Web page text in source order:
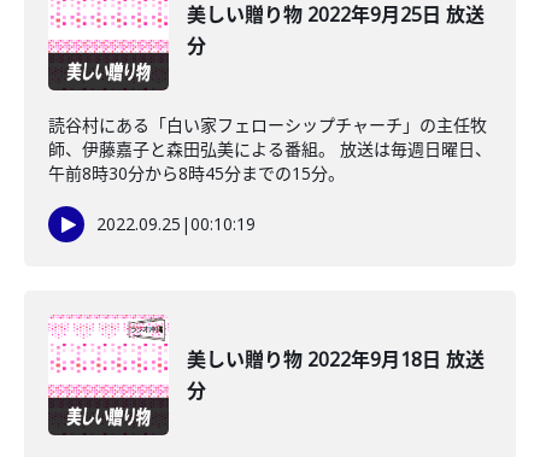
美しい贈り物 2022年9月25日 放送
分
読谷村にある「白い家フェローシップチャーチ」の主任牧
師、伊藤嘉子と森田弘美による番組。 放送は毎週日曜日、
午前8時30分から8時45分までの15分。
2022.09.25 |00:10:19
美しい贈り物 2022年9月18日 放送
分